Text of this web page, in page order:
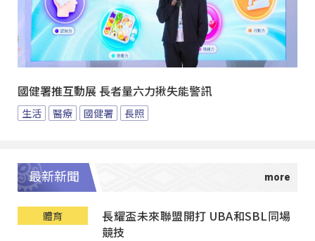
國健署推互動展 長者量六力揪失能警訊
生活 醫療 國健署 長照
最新新聞
體育
長耀盃未來聯盟開打 UBA和SBL同場
競技